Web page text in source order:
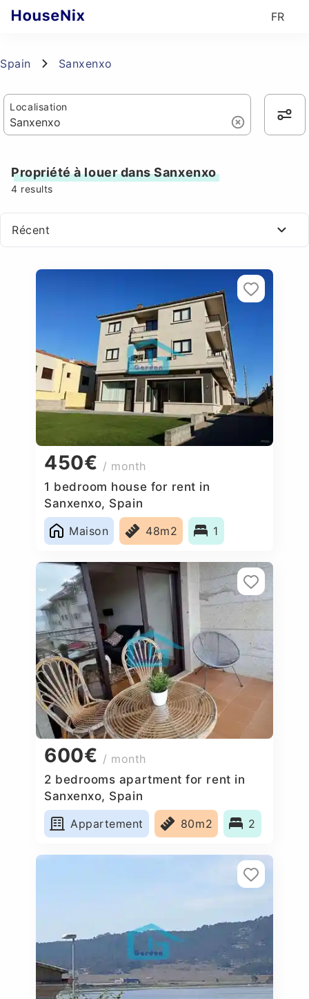
FR
Spain Sanxenxo
Localisation
Propriété à louer dans Sanxenxo
4 results
Récent
450€ / month
1 bedroom house for rent in
Sanxenxo, Spain
Maison
48m2 1
600€ / month
2 bedrooms apartment for rent in
Sanxenxo, Spain
Appartement
80m2 2